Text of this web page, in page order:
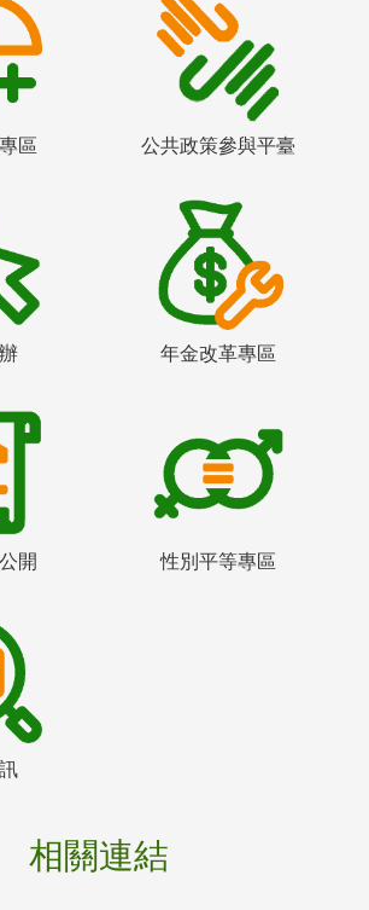
區 公共政策參與平臺
年金改革專區
開 性別平等專區
相關連結